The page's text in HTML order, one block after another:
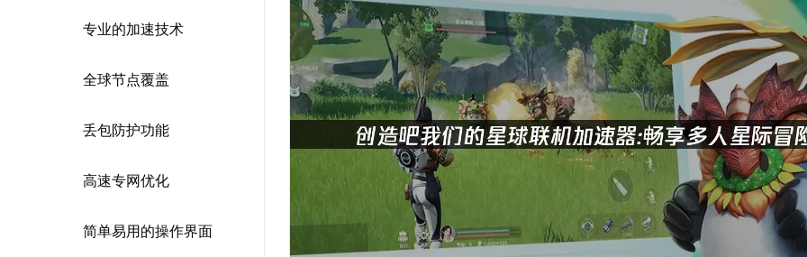
专业的加速技术
全球节点覆盖
丢包防护功能
高速专网优化
简单易用的操作界面